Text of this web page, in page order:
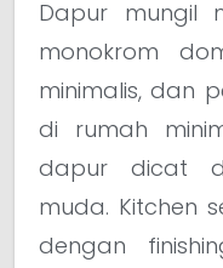
Dapur mungil
monokrom
minimalis, dan
di rumah
dapur dicat
muda. Kitchen
dengan